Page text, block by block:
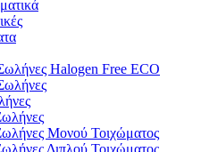
Halogen Free ECO
Μονού Τοιχώματος
Διπλού Τοιχώματος